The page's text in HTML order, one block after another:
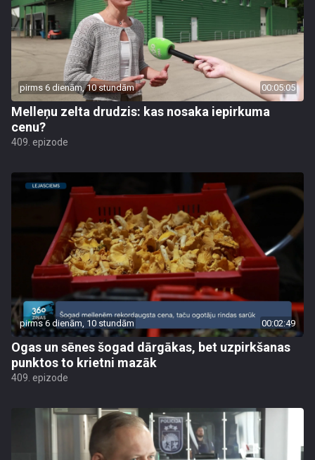
pirms 6 dienām, 10 stundām 00:05:05
Melleņu zelta drudzis: kas nosaka iepirkuma
cenu?
409. epizode
pirms 6 dienām, 10 stundām 00:02:49
Ogas un sēnes šogad dārgākas, bet uzpirkšanas
punktos to krietni mazāk
409. epizode